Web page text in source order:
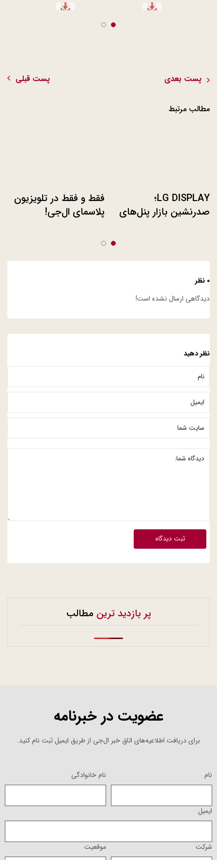
پست قبلی پست بعدی
مطالب مرتبط
فقط و فقط در تلویزیون
پلاسمای ال‌جی!
LG DISPLAY؛
صدرنشین بازار پنل‌های
۰ نظر
دیدگاهی ارسال نشده است!
نظر دهید
ثبت دیدگاه
پر بازدید ترین مطالب
عضویت در خبرنامه
برای دریافت اطلاعیه‌های اتاق خبر ال‌جی از طریق ایمیل ثبت نام کنید.
نام نام خانوادگی
ایمیل
شرکت موقعیت